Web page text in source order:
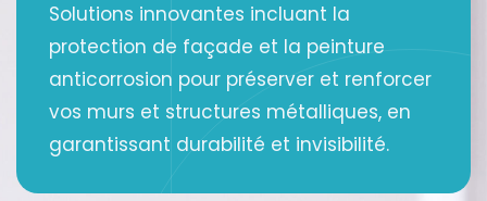
Solutions innovantes incluant la
protection de façade et la peinture
anticorrosion pour préserver et renforcer
vos murs et structures métalliques, en
garantissant durabilité et invisibilité.